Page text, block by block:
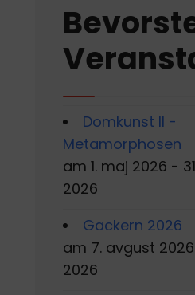
Domkunst II -
Metamorphosen
am 1. maj 2026 -
2026
Gackern 2026
am 7. avgust
2026